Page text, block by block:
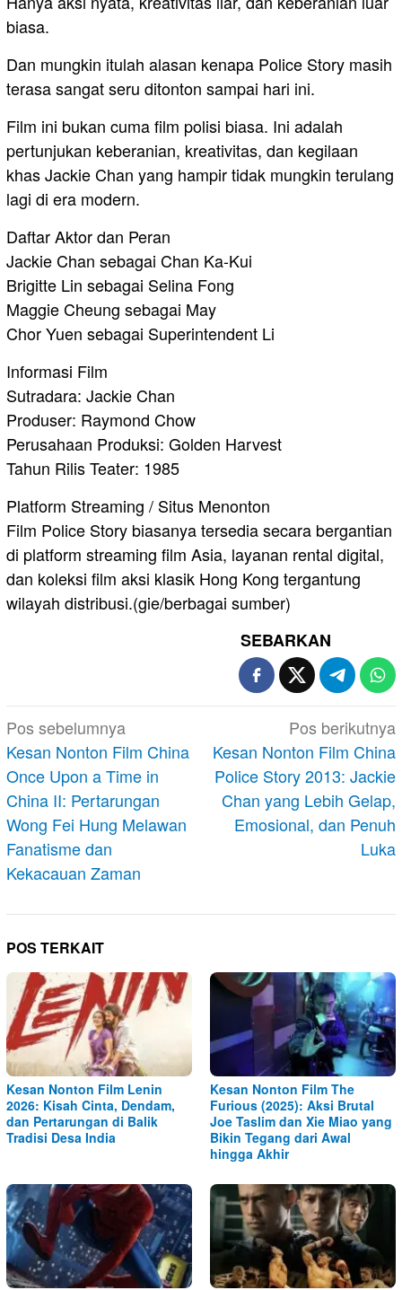
biasa.
Dan mungkin itulah alasan kenapa Police Story masih
terasa sangat seru ditonton sampai hari ini.
Film ini bukan cuma film polisi biasa. Ini adalah
pertunjukan keberanian, kreativitas, dan kegilaan
khas Jackie Chan yang hampir tidak mungkin terulang
lagi di era modern.
Daftar Aktor dan Peran
Jackie Chan sebagai Chan Ka-Kui
Brigitte Lin sebagai Selina Fong
Maggie Cheung sebagai May
Chor Yuen sebagai Superintendent Li
Informasi Film
Sutradara: Jackie Chan
Produser: Raymond Chow
Perusahaan Produksi: Golden Harvest
Tahun Rilis Teater: 1985
Platform Streaming / Situs Menonton
Film Police Story biasanya tersedia secara bergantian
di platform streaming film Asia, layanan rental digital,
dan koleksi film aksi klasik Hong Kong tergantung
wilayah distribusi.(gie/berbagai sumber)
SEBARKAN
Navigasi
pos
Pos sebelumnya
Kesan Nonton Film China
Once Upon a Time in
China II: Pertarungan
Wong Fei Hung Melawan
Fanatisme dan
Kekacauan Zaman
Pos berikutnya
Kesan Nonton Film China
Police Story 2013: Jackie
Chan yang Lebih Gelap,
Emosional, dan Penuh
Luka
POS TERKAIT
Kesan Nonton Film Lenin
2026: Kisah Cinta, Dendam,
dan Pertarungan di Balik
Tradisi Desa India
Kesan Nonton Film The
Furious (2025): Aksi Brutal
Joe Taslim dan Xie Miao yang
Bikin Tegang dari Awal
hingga Akhir